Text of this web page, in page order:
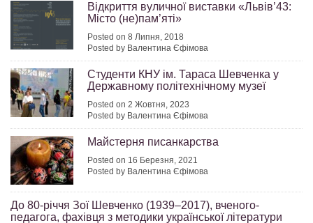
Відкриття вуличної виставки «Львів’43:
Місто (не)пам’яті»
Posted on 8 Липня, 2018
Posted by Валентина Єфімова
Студенти КНУ ім. Тараса Шевченка у
Державному політехнічному музеї
Posted on 2 Жовтня, 2023
Posted by Валентина Єфімова
Майстерня писанкарства
Posted on 16 Березня, 2021
Posted by Валентина Єфімова
До 80-річчя Зої Шевченко (1939–2017), вченого-
педагога, фахівця з методики української літератури